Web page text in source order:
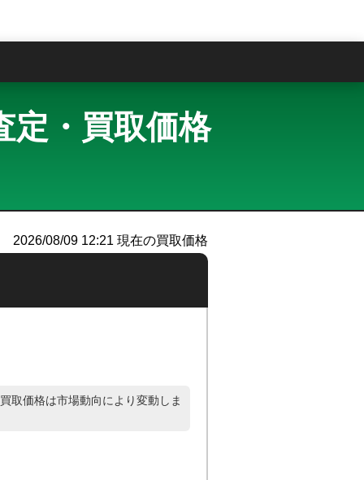
定・買取価格
2026/08/09 12:21 現在の買取価格
取価格は市場動向により変動しま